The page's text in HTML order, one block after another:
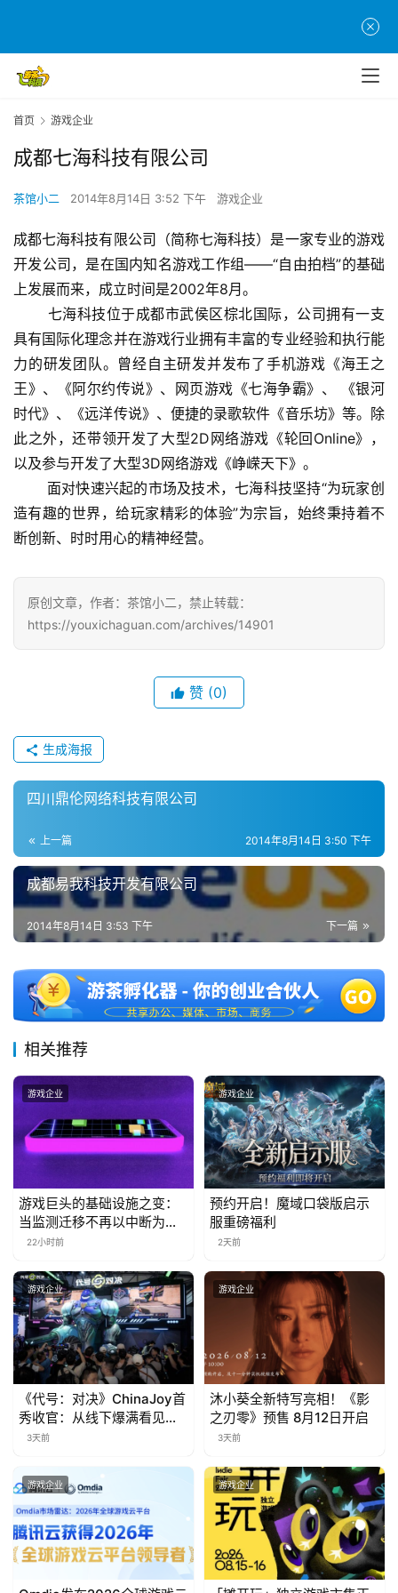
首
页
游
原
创
戏
业
界
手
机
游
单
游
戏
休
2
0
十
三
金
奖
7
月
3
0
日
游
对
接
会
上
海
站
中
文
(
首页 游戏企业
成都七海科技有限公司
茶馆小二 2014年8月14日 3:52 下午 游戏企业
成都七海科技有限公司（简称七海科技）是一家专业的游戏
开发公司，是在国内知名游戏工作组——“自由拍档”的基础
上发展而来，成立时间是2002年8月。
具有国际化理念并在游戏行业拥有丰富的专业经验和执行能
力的研发团队。曾经自主研发并发布了手机游戏《海王之
王》、《阿尔约传说》、网页游戏《七海争霸》、 《银河
时代》、《远洋传说》、便捷的录歌软件《音乐坊》等。除
此之外，还带领开发了大型2D网络游戏《轮回Online》，
以及参与开发了大型3D网络游戏《峥嵘天下》。
造有趣的世界，给玩家精彩的体验”为宗旨，始终秉持着不
断创新、时时用心的精神经营。
原创文章，作者：茶馆小二，禁止转载：
https://youxichaguan.com/archives/14901
赞 (0)
生成海报
四川鼎伦网络科技有限公司
上一篇 2014年8月14日 3:50 下午
成都易我科技开发有限公司
下一篇
2014年8月14日 3:53 下午
相关推荐
游戏企业
游戏巨头的基础设施之变：
当监测迁移不再以中断为代
价22小时前
游戏企业
预约开启！魔域口袋版启示
服重磅福利
2天前
游戏企业
《代号：对决》ChinaJoy首
秀收官：从线下爆满看见玩
家的真实期待
3天前
游戏企业
沐小葵全新特写亮相！《影
之刃零》预售 8月12日开启
3天前
游戏企业 游戏企业